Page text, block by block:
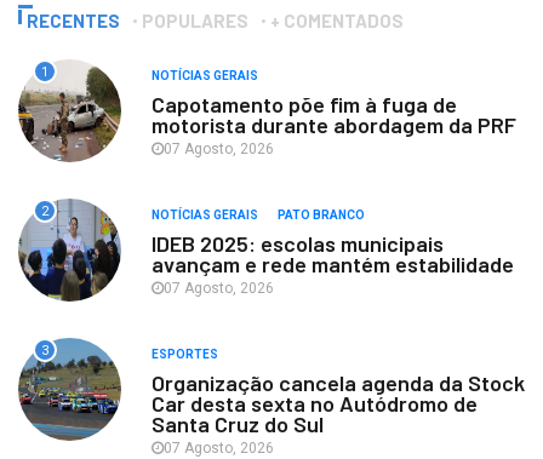
RECENTES POPULARES + COMENTADOS
1 NOTÍCIAS GERAIS
Capotamento põe fim à fuga de
motorista durante abordagem da PRF
07 Agosto, 2026
2 NOTÍCIAS GERAIS PATO BRANCO
IDEB 2025: escolas municipais
avançam e rede mantém estabilidade
07 Agosto, 2026
3 ESPORTES
Organização cancela agenda da Stock
Car desta sexta no Autódromo de
Santa Cruz do Sul
07 Agosto, 2026